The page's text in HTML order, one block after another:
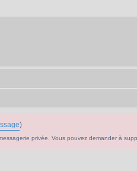
)
privée. Vous pouvez demander à